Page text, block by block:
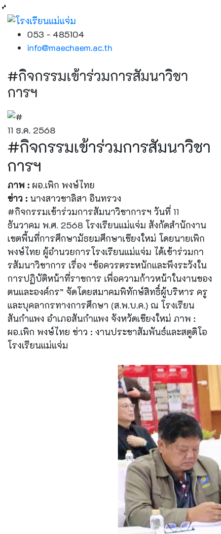
053 - 485104
info@maechaem.ac.th
#กิจกรรมเข้าร่วมการสัมนาวิชา
การฯ
11 ธ.ค. 2568
#กิจกรรมเข้าร่วมการสัมนาวิชา
การฯ
ภาพ : ผอ.เพิก พงษ์ไทย
ข่าว : นางสาวชาลิสา อินทรวง
#กิจกรรมเข้าร่วมการสัมนาวิชาการฯ วันที่ 11
ธันวาคม พ.ศ. 2568 โรงเรียนแม่แจ่ม สังกัดสำนักงาน
เขตพื้นที่การศึกษามัธยมศึกษาเชียงใหม่ โดยนายเพิก
พงษ์ไทย ผู้อำนวยการโรงเรียนแม่แจ่ม ได้เข้าร่วมกา
รสัมนาวิชาการ เรื่อง “ข้อควรตระหนักและพึงระวังใน
การปฏิบัติหน้าที่ราชการ เพื่อความก้าวหน้าในงานของ
ตนและองค์กร” จัดโดยสมาคมพิทักษ์สิทธิ์ผู้บริหาร ครู
และบุคลากรทางการศึกษา (ส.พ.บ.ค.) ณ โรงเรียน
สันกำแพง อำเภอสันกำแพง จังหวัดเชียงใหม่ ภาพ :
ผอ.เพิก พงษ์ไทย ข่าว : งานประชาสัมพันธ์และสตูดิโอ
โรงเรียนแม่แจ่ม